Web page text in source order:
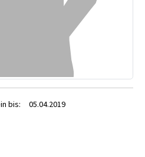
bis: 05.04.2019